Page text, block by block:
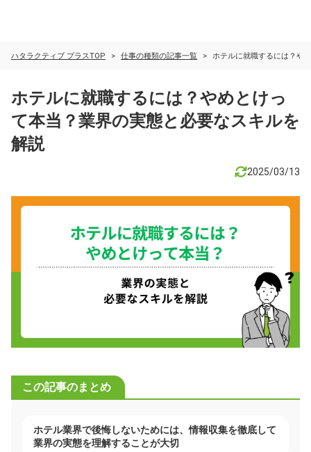
ハタラクティブ プラスTOP 仕事の種類の記事一覧 ホテルに就職するには？や
ホテルに就職するには？やめとけっ
て本当？業界の実態と必要なスキルを
解説
2025/03/13
この記事のまとめ
ホテル業界で後悔しないためには、情報収集を徹底して
業界の実態を理解することが大切